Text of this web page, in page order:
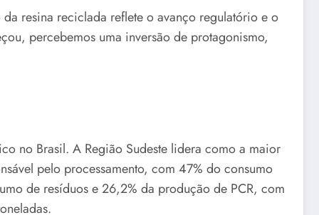
resina reciclada reflete o avanço regulatório e o
percebemos uma inversão de protagonismo,
no Brasil. A Região Sudeste lidera como a maior
pelo processamento, com 47% do consumo
de resíduos e 26,2% da produção de PCR, com